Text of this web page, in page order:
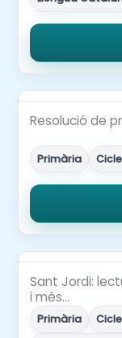
Resolució de
Primària
Sant Jordi:
i més…
Primària